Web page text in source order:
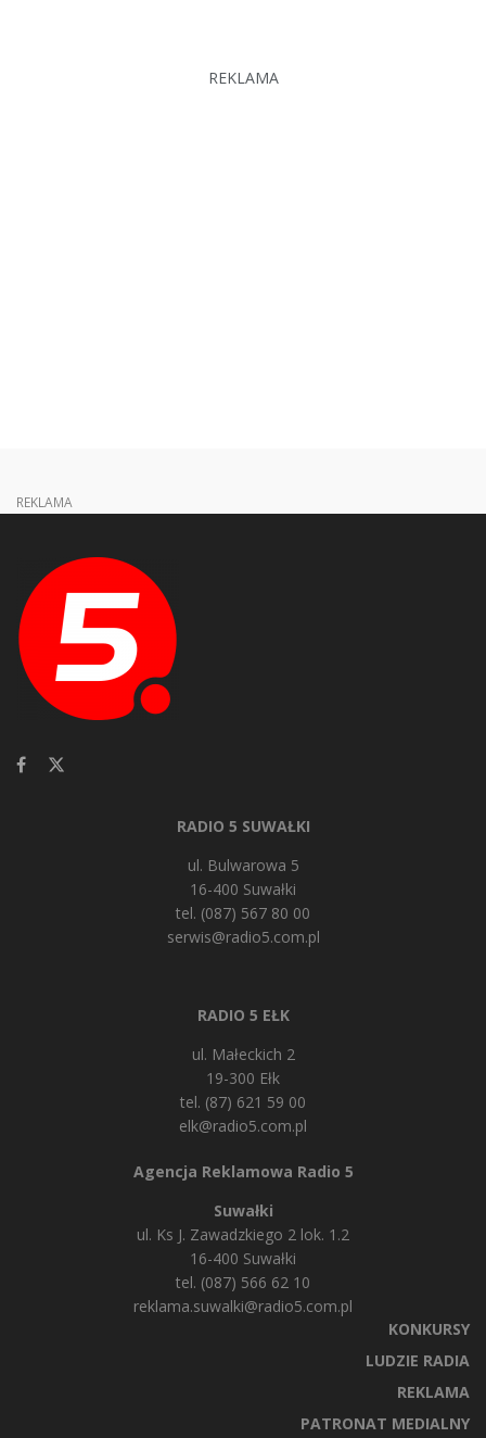
REKLAMA
REKLAMA
RADIO 5 SUWAŁKI
ul. Bulwarowa 5
16-400 Suwałki
tel. (087) 567 80 00
serwis@radio5.com.pl
RADIO 5 EŁK
ul. Małeckich 2
19-300 Ełk
tel. (87) 621 59 00
elk@radio5.com.pl
Agencja Reklamowa Radio 5
Suwałki
ul. Ks J. Zawadzkiego 2 lok. 1.2
16-400 Suwałki
tel. (087) 566 62 10
reklama.suwalki@radio5.com.pl
KONKURSY
LUDZIE RADIA
REKLAMA
PATRONAT MEDIALNY